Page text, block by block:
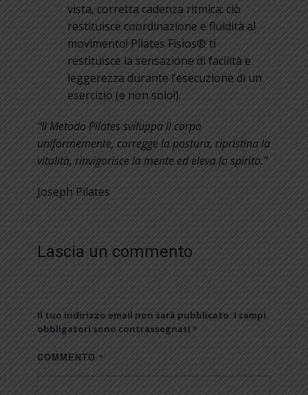
vista, corretta cadenza ritmica: ciò
restituisce coordinazione e fluidità al
movimento! Pilates Fisios® ti
restituisce la sensazione di facilità e
leggerezza durante l’esecuzione di un
esercizio (e non solo!).
“Il Metodo Pilates sviluppa il corpo
uniformemente, corregge la postura, ripristina la
vitalità, rinvigorisce la mente ed eleva lo spirito.”
Joseph Pilates
Lascia un commento
Il tuo indirizzo email non sarà pubblicato. I campi
obbligatori sono contrassegnati *
COMMENTO *